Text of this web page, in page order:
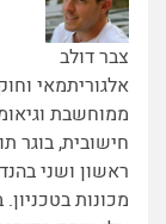
צבר דולב
אלגוריתמאי
ממוחשבת
חישובית, בוגר
ראשון ושני
מכונות בטכניון.